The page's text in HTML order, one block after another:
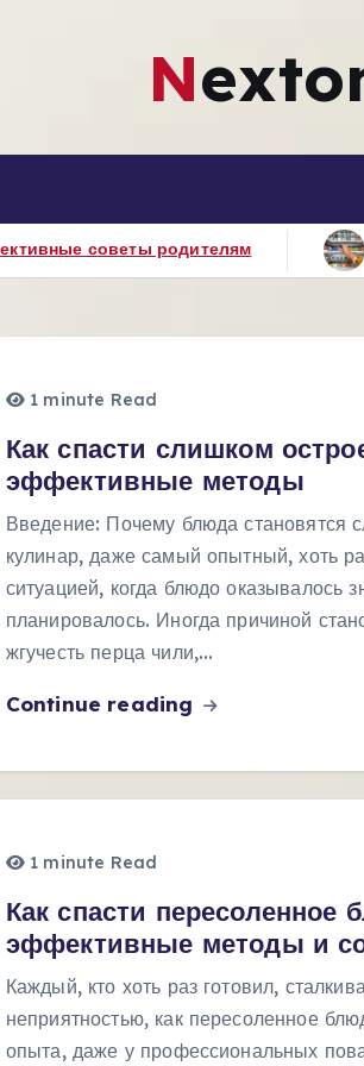
Как хранить специи:
1 minute Read
Как спасти слишком
эффективные методы
Введение: Почему блюда становятся
кулинар, даже самый опытный, хоть
ситуацией, когда блюдо оказывалось
планировалось. Иногда причиной
жгучесть перца чили,…
Continue reading
1 minute Read
Как спасти пересоленное
эффективные методы и
Каждый, кто хоть раз готовил,
неприятностью, как пересоленное
опыта, даже у профессиональных